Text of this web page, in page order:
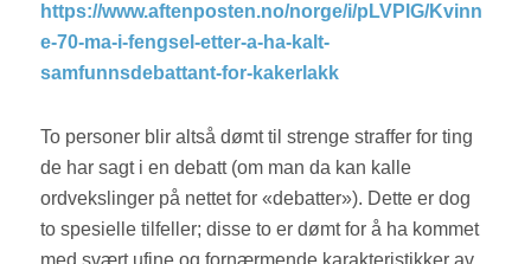
https://www.aftenposten.no/norge/i/pLVPlG/Kvinn
e-70-ma-i-fengsel-etter-a-ha-kalt-
samfunnsdebattant-for-kakerlakk
To personer blir altså dømt til strenge straffer for ting
de har sagt i en debatt (om man da kan kalle
ordvekslinger på nettet for «debatter»). Dette er dog
to spesielle tilfeller; disse to er dømt for å ha kommet